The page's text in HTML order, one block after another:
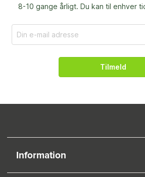
8-10 gange årligt. Du kan til enhver
Tilmeld
Information